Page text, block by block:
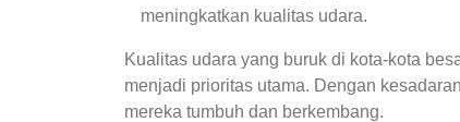
meningkatkan kualitas udara.
Kualitas udara yang buruk di kota-kota
menjadi prioritas utama. Dengan
mereka tumbuh dan berkembang.